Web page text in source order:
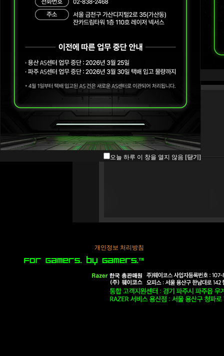
오늘 하루 이 창을 열지 않음 [닫기]
개인정보 처리방침